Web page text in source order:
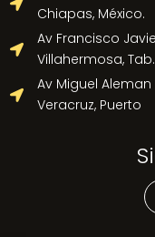

Chiapas, México.

Av Francisco
Villahermosa, Tab.

Av Miguel Aleman
Veracruz, Puerto